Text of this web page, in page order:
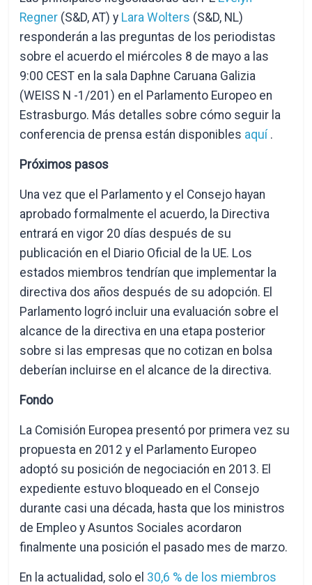
Regner (S&D, AT) y Lara Wolters (S&D, NL)
responderán a las preguntas de los periodistas
sobre el acuerdo el miércoles 8 de mayo a las
9:00 CEST en la sala Daphne Caruana Galizia
(WEISS N -1/201) en el Parlamento Europeo en
Estrasburgo. Más detalles sobre cómo seguir la
conferencia de prensa están disponibles aquí .
Próximos pasos
Una vez que el Parlamento y el Consejo hayan
aprobado formalmente el acuerdo, la Directiva
entrará en vigor 20 días después de su
publicación en el Diario Oficial de la UE. Los
estados miembros tendrían que implementar la
directiva dos años después de su adopción. El
Parlamento logró incluir una evaluación sobre el
alcance de la directiva en una etapa posterior
sobre si las empresas que no cotizan en bolsa
deberían incluirse en el alcance de la directiva.
Fondo
La Comisión Europea presentó por primera vez su
propuesta en 2012 y el Parlamento Europeo
adoptó su posición de negociación en 2013. El
expediente estuvo bloqueado en el Consejo
durante casi una década, hasta que los ministros
de Empleo y Asuntos Sociales acordaron
finalmente una posición el pasado mes de marzo.
En la actualidad, solo el 30,6 % de los miembros